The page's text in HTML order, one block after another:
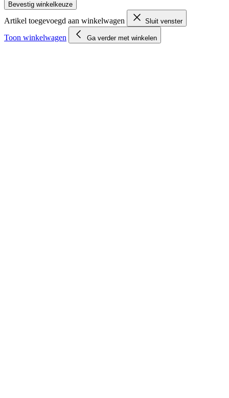
Bevestig winkelkeuze
Artikel toegevoegd aan winkelwagen Sluit venster
Toon winkelwagen Ga verder met winkelen